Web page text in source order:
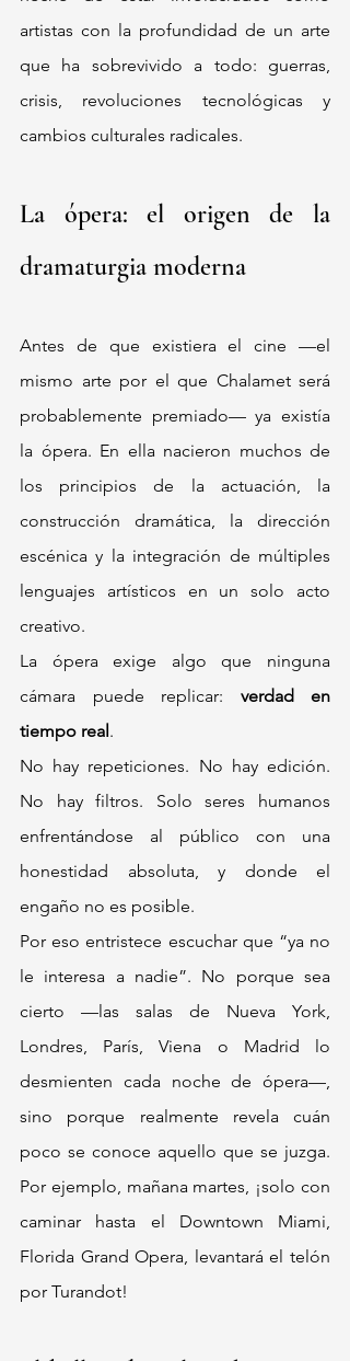
artistas con la profundidad de un arte
que ha sobrevivido a todo: guerras,
crisis, revoluciones tecnológicas y
cambios culturales radicales.
La ópera: el origen de la
dramaturgia moderna
Antes de que existiera el cine —el
mismo arte por el que Chalamet será
probablemente premiado— ya existía
la ópera. En ella nacieron muchos de
los principios de la actuación, la
construcción dramática, la dirección
escénica y la integración de múltiples
lenguajes artísticos en un solo acto
creativo.
La ópera exige algo que ninguna
cámara puede replicar: verdad en
tiempo real.
No hay repeticiones. No hay edición.
No hay filtros. Solo seres humanos
enfrentándose al público con una
honestidad absoluta, y donde el
engaño no es posible.
Por eso entristece escuchar que “ya no
le interesa a nadie”. No porque sea
cierto —las salas de Nueva York,
Londres, París, Viena o Madrid lo
desmienten cada noche de ópera—,
sino porque realmente revela cuán
poco se conoce aquello que se juzga.
Por ejemplo, mañana martes, ¡solo con
caminar hasta el Downtown Miami,
Florida Grand Opera, levantará el telón
por Turandot!